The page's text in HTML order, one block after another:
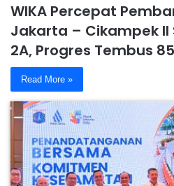
WIKA Percepat
Jakarta – Cikampek II
2A, Progres Tembus
Read More »